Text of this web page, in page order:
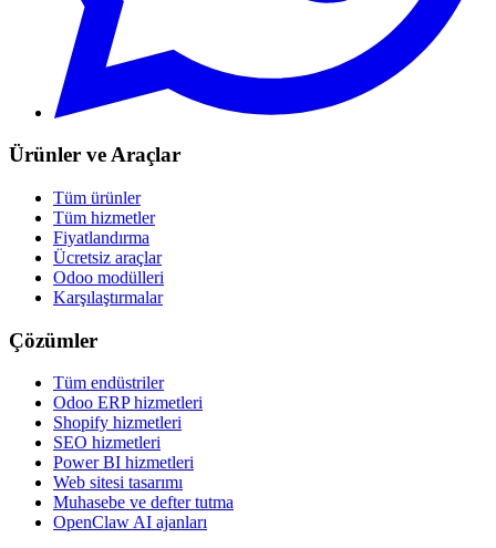
Ürünler ve Araçlar
Tüm ürünler
Tüm hizmetler
Fiyatlandırma
Ücretsiz araçlar
Odoo modülleri
Karşılaştırmalar
Çözümler
Tüm endüstriler
Odoo ERP hizmetleri
Shopify hizmetleri
SEO hizmetleri
Power BI hizmetleri
Web sitesi tasarımı
Muhasebe ve defter tutma
OpenClaw AI ajanları